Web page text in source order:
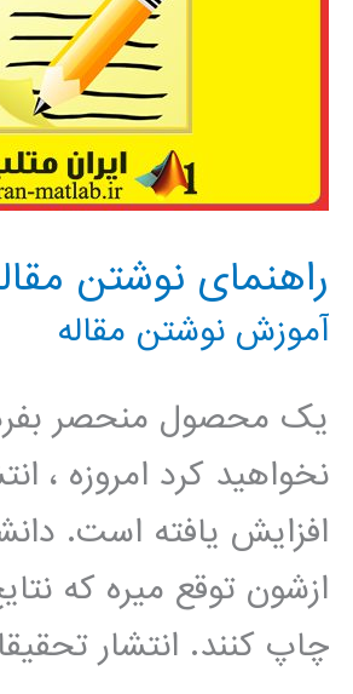
راهنمای نوشتن
آموزش نوشتن مقاله
یک محصول منحصر بفرد
نخواهید کرد امروزه ،
افزایش یافته است.
ازشون توقع میره که
چاپ کنند. انتشار